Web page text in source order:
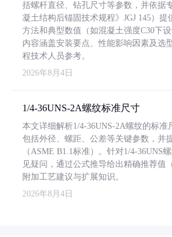
括螺杆直径、钻孔尺寸等参数，并依据
凝土结构后锚固技术规程》JGJ 145）提
方法和典型数值（如混凝土强度C30下设
内容涵盖安装要点、性能影响因素及选
程技术人员参考。
2026年8月4日
1/4-36UNS-2A螺纹标准尺寸
本文详细解析1/4-36UNS-2A螺纹的标准
包括外径、螺距、公差等关键参数，并
（ASME B1.1标准）。针对1/4-36UNS
见疑问，通过公式推导给出精确推荐值
附加工艺建议与扩展知识。
2026年8月4日